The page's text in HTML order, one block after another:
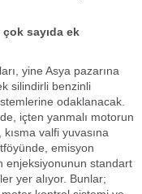
sayıda ek
yine Asya pazarına
silindirli benzinli
odaklanacak.
içten yanmalı motorun
valfi yuvasına
emisyon
enjeksiyonunun standart
yer alıyor. Bunlar;